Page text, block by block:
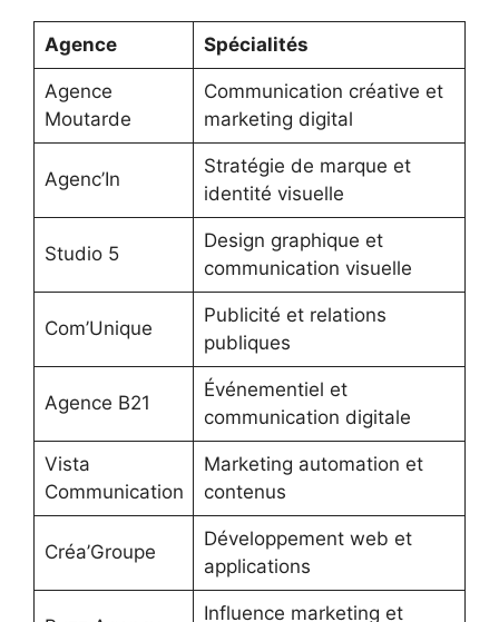
Agence Spécialités
Agence
Moutarde
Communication créative et
marketing digital
Agenc’In
Stratégie de marque et
identité visuelle
Studio 5
Design graphique et
communication visuelle
Com’Unique
Publicité et relations
publiques
Agence B21
Événementiel et
communication digitale
Vista
Communication
Marketing automation et
contenus
Créa’Groupe
Développement web et
applications
Influence marketing et